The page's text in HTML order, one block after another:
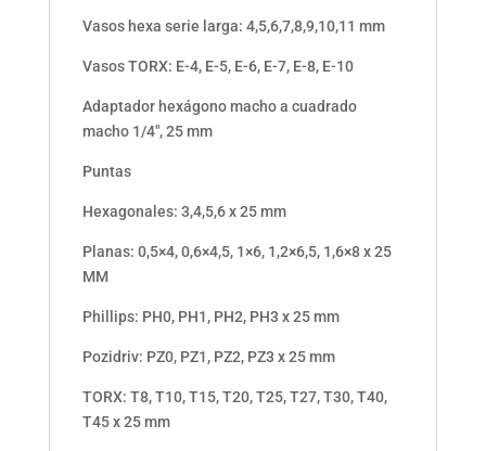
Vasos hexa serie larga: 4,5,6,7,8,9,10,11 mm
Vasos TORX: E-4, E-5, E-6, E-7, E-8, E-10
Adaptador hexágono macho a cuadrado
macho 1/4″, 25 mm
Puntas
Hexagonales: 3,4,5,6 x 25 mm
Planas: 0,5×4, 0,6×4,5, 1×6, 1,2×6,5, 1,6×8 x 25
MM
Phillips: PH0, PH1, PH2, PH3 x 25 mm
Pozidriv: PZ0, PZ1, PZ2, PZ3 x 25 mm
TORX: T8, T10, T15, T20, T25, T27, T30, T40,
T45 x 25 mm